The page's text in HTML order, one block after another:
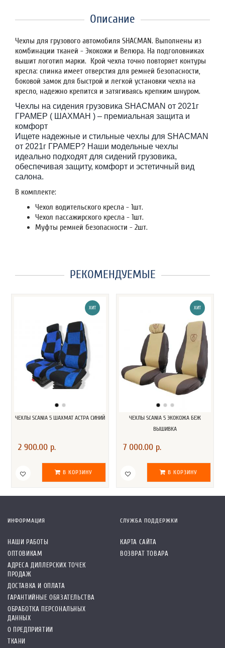
Описание
Чехлы для грузового автомобиля SHACMAN. Выполнены из
комбинации тканей - Экокожи и Велюра. На подголовниках
вышит логотип марки. Крой чехла точно повторяет контуры
кресла: спинка имеет отверстия для ремней безопасности,
боковой замок для быстрой и легкой установки чехла на
кресло, надежно крепится и затягиваясь крепким шнуром.
Чехлы на сидения грузовика SHACMAN от 2021г
ГРАМЕР ( ШАХМАН ) – премиальная защита и
комфорт
Ищете надежные и стильные чехлы для SHACMAN
от 2021г ГРАМЕР? Наши модельные чехлы
идеально подходят для сидений грузовика,
обеспечивая защиту, комфорт и эстетичный вид
салона.
В комплекте:
Чехол водительского кресла - 1шт.
Чехол пассажирского кресла - 1шт.
Муфты ремней безопасности - 2шт.
РЕКОМЕНДУЕМЫЕ
ХИТ
ЧЕХЛЫ SCANIA 5 ШАХМАТ АСТРА СИНИЙ
2 900.00 р.
В КОРЗИНУ
ХИТ
ЧЕХЛЫ SCANIA 5 ЭКОКОЖА БЕЖ
ВЫШИВКА
7 000.00 р.
В КОРЗИНУ
ИНФОРМАЦИЯ
НАШИ РАБОТЫ
ОПТОВИКАМ
АДРЕСА ДИЛЛЕРСКИХ ТОЧЕК
ПРОДАЖ
ДОСТАВКА И ОПЛАТА
ГАРАНТИЙНЫЕ ОБЯЗАТЕЛЬСТВА
ОБРАБОТКА ПЕРСОНАЛЬНЫХ
ДАННЫХ
О ПРЕДПРИЯТИИ
ТКАНИ
СЛУЖБА ПОДДЕРЖКИ
КАРТА САЙТА
ВОЗВРАТ ТОВАРА